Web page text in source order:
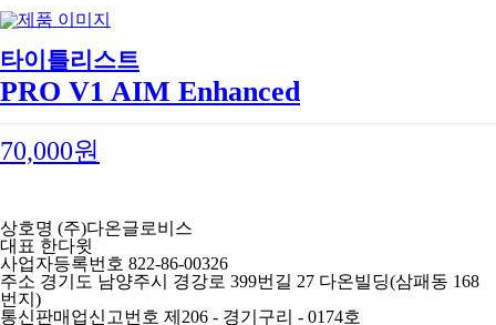
타이틀리스트
PRO V1 AIM Enhanced
70,000원
상호명 (주)다온글로비스
대표 한다윗
사업자등록번호 822-86-00326
주소 경기도 남양주시 경강로 399번길 27 다온빌딩(삼패동 168
번지)
통신판매업신고번호 제206 - 경기구리 - 0174호